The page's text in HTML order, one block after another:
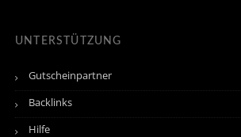
UNTERSTÜTZUNG
Gutscheinpartner
Backlinks
Hilfe